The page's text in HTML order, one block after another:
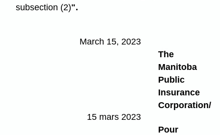
subsection (2)".
March 15, 2023
The
Manitoba
Public
Insurance
Corporation/
15 mars 2023
Pour